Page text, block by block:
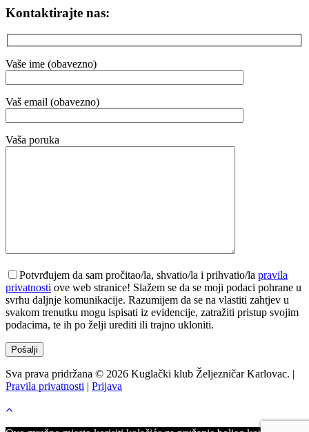
Kontaktirajte nas:
Vaše ime (obavezno)
Vaš email (obavezno)
Vaša poruka
Potvrđujem da sam pročitao/la, shvatio/la i prihvatio/la pravila
privatnosti ove web stranice! Slažem se da se moji podaci pohrane u
svrhu daljnje komunikacije. Razumijem da se na vlastiti zahtjev u
svakom trenutku mogu ispisati iz evidencije, zatražiti pristup svojim
podacima, te ih po želji urediti ili trajno ukloniti.
Sva prava pridržana © 2026 Kuglački klub Željezničar Karlovac. |
Pravila privatnosti | Prijava